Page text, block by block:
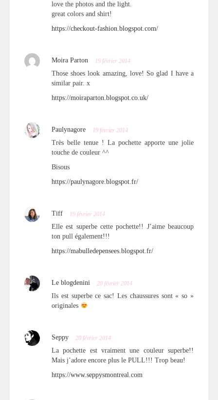
love the photos and the light.
great colors and shirt!
https://checkout-fashion.blogspot.com/
Moira Parton 19 février 2014
Those shoes look amazing, love! So glad I have a
similar pair. x
https://moiraparton.blogspot.co.uk/
Paulynagore 19 février 2014
Très belle tenue ! La pochette apporte une jolie
touche de couleur ^^
Bisous
https://paulynagore.blogspot.fr/
Tiff 19 février 2014
Elle est superbe cette pochette!! J’aime beaucoup
ton pull également!!!
https://mabulledepensees.blogspot.fr/
Le blogdenini 20 février 2014
Ils est superbe ce sac! Les chaussures sont « so »
originales
Seppy 20 février 2014
La pochette est vraiment une couleur superbe!!
Mais j’adore encore plus le PULL!!! Trop beau!
https://www.seppysmontreal.com